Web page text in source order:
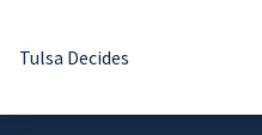
Tulsa Decides